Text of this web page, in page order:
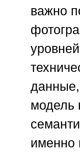
важно
модель
именно